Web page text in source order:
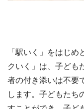
「駅いく」をはじ
クいく」は、子ども
者の付き添いは不要
します。子どもたち